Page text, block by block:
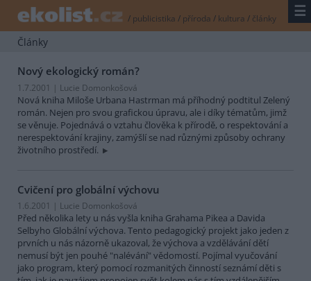
/ publicistika / příroda / kultura / články ☰
Články
Nový ekologický román?
1.7.2001 | Lucie Domonkošová
Nová kniha Miloše Urbana Hastrman má příhodný podtitul Zelený
román. Nejen pro svou grafickou úpravu, ale i díky tématům, jimž
se věnuje. Pojednává o vztahu člověka k přírodě, o respektování a
nerespektování krajiny, zamýšlí se nad různými způsoby ochrany
životního prostředí.
Cvičení pro globální výchovu
1.6.2001 | Lucie Domonkošová
Před několika lety u nás vyšla kniha Grahama Pikea a Davida
Selbyho Globální výchova. Tento pedagogický projekt jako jeden z
prvních u nás názorně ukazoval, že výchova a vzdělávání dětí
nemusí být jen pouhé "nalévání" vědomostí. Pojímal vyučování
jako program, který pomocí rozmanitých činností seznámí děti s